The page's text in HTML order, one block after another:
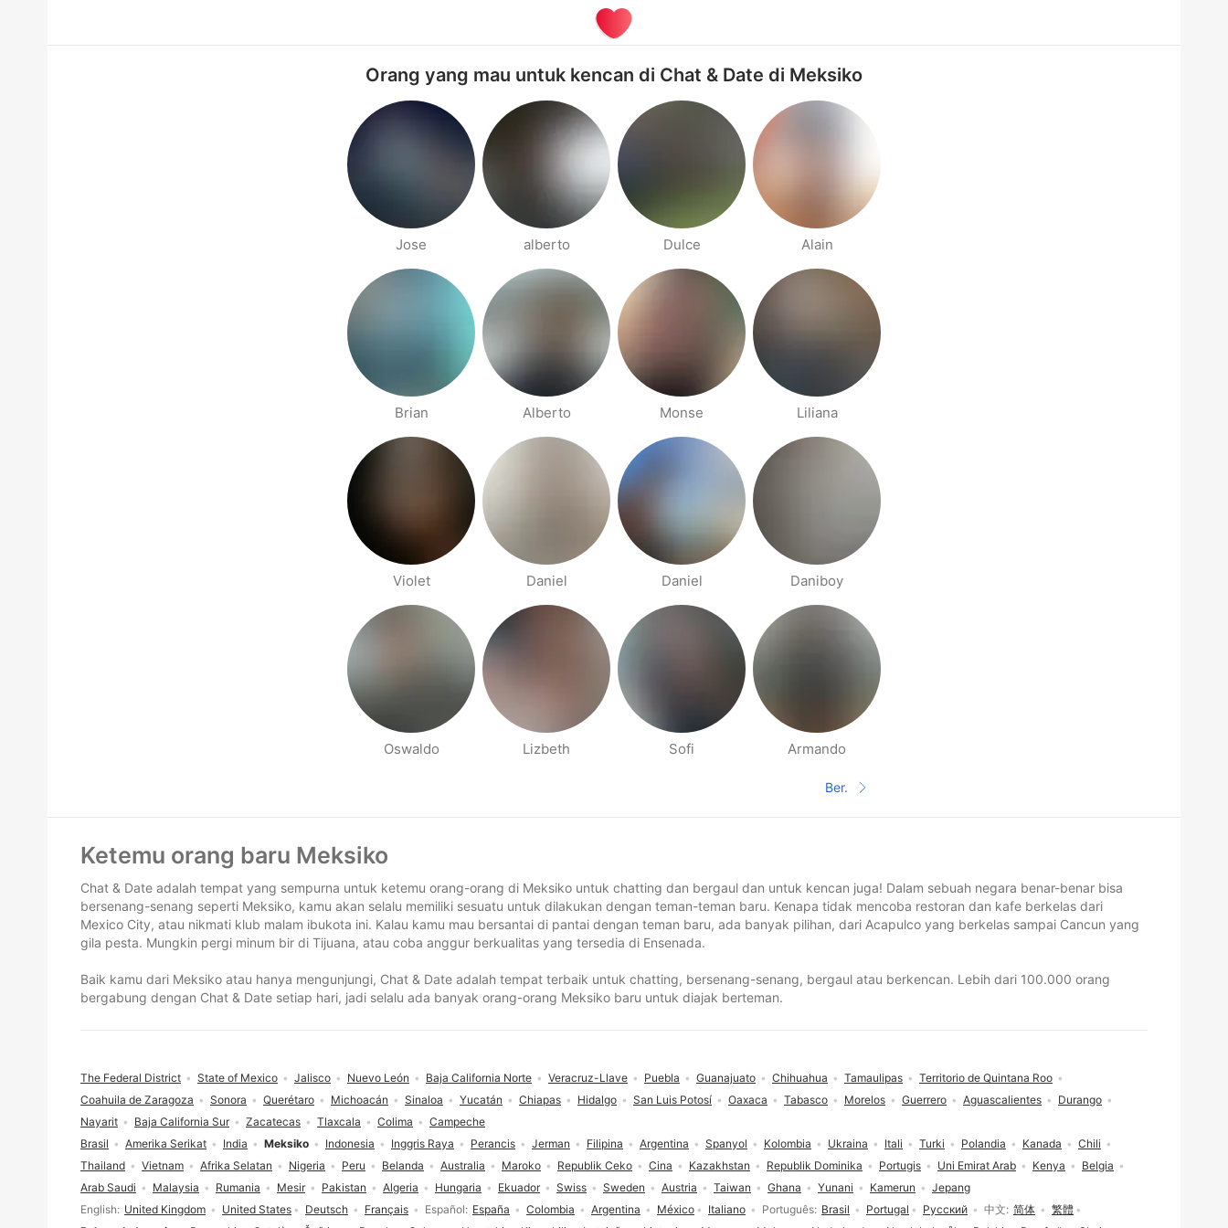
Orang yang mau untuk kencan di Chat & Date di Meksiko
Jose alberto Dulce Alain
Brian Alberto Monse Liliana
Violet Daniel Daniel Daniboy
Oswaldo Lizbeth Sofi Armando
Halaman selanjutnya
Ber.
Ketemu orang baru Meksiko
Chat & Date adalah tempat yang sempurna untuk ketemu orang-orang di Meksiko untuk chatting dan bergaul dan untuk kencan juga! Dalam sebuah negara benar-benar bisa
bersenang-senang seperti Meksiko, kamu akan selalu memiliki sesuatu untuk dilakukan dengan teman-teman baru. Kenapa tidak mencoba restoran dan kafe berkelas dari
Mexico City, atau nikmati klub malam ibukota ini. Kalau kamu mau bersantai di pantai dengan teman baru, ada banyak pilihan, dari Acapulco yang berkelas sampai Cancun yang
gila pesta. Mungkin pergi minum bir di Tijuana, atau coba anggur berkualitas yang tersedia di Ensenada.
Baik kamu dari Meksiko atau hanya mengunjungi, Chat & Date adalah tempat terbaik untuk chatting, bersenang-senang, bergaul atau berkencan. Lebih dari 100.000 orang
bergabung dengan Chat & Date setiap hari, jadi selalu ada banyak orang-orang Meksiko baru untuk diajak berteman.
Pilihan bahasa
English United Kingdom United States Deutsch Français Español España Colombia Argentina México Italiano Português Brasil Portugal Русский 中文 简体
繁體
Brasil Amerika Serikat India Meksiko Indonesia Inggris Raya Perancis Jerman Filipina Argentina Spanyol Kolombia Ukraina Itali Turki Polandia Kanada
Chili
Thailand
Vietnam Afrika Selatan Nigeria Peru Belanda Australia Maroko Republik Ceko Cina Kazakhstan Republik Dominika Portugis Uni Emirat Arab Kenya
Belgia
Arab Saudi
Malaysia Rumania Mesir Pakistan Algeria Hungaria Ekuador Swiss Sweden Austria Taiwan Ghana Yunani Kamerun Jepang
The Federal District State of Mexico Jalisco Nuevo León Baja California Norte Veracruz-Llave Puebla Guanajuato Chihuahua Tamaulipas
Territorio de Quintana Roo
Coahuila de Zaragoza
Sonora Querétaro Michoacán Sinaloa Yucatán Chiapas Hidalgo San Luis Potosí Oaxaca Tabasco Morelos Guerrero Aguascalientes
Durango
Nayarit
Baja California Sur Zacatecas Tlaxcala Colima Campeche